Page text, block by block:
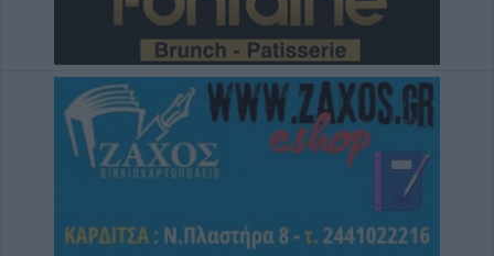
7 Αυγούστου 2026, 13:00
Συνελήφθη 31χρονος στη Γερμανία που
εκκρεμούσε Ευρωπαϊκό ένταλμα σύλληψης
για ανθρωποκτονίες στην Ελλάδα
7 Αυγούστου 2026, 12:50
Φ. Αλεξάκος: "Αδιαφάνεια και
7 Αυγούστου 2026, 12:29